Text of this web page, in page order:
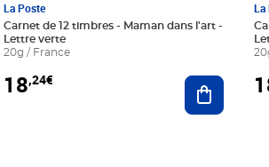
au panier
La Poste
Carnet de 12 timbres - Maman dans l'art -
Lettre verte
20g / France
18,24€ Ajouter
La